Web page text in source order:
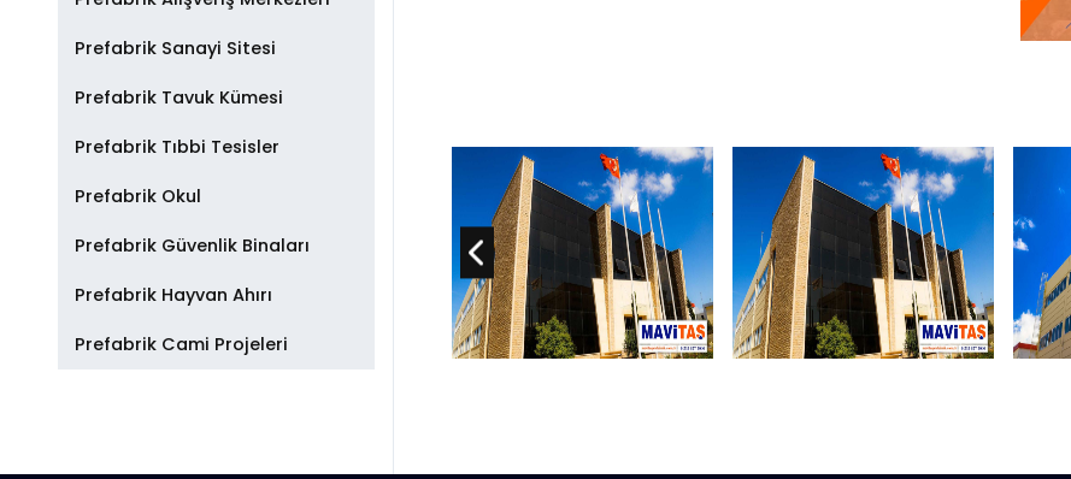
Prefabrik Sanayi Sitesi
Prefabrik Tavuk Kümesi
Prefabrik Tıbbi Tesisler
Prefabrik Okul
Prefabrik Güvenlik Binaları
Prefabrik Hayvan Ahırı
Prefabrik Cami Projeleri